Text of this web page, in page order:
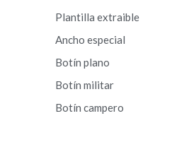
Plantilla extraible
Ancho especial
Botín plano
Botín militar
Botín campero